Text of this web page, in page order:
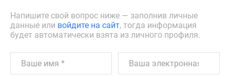
Напишите свой вопрос ниже — заполнив личные
данные или войдите на сайт, тогда информация
будет автоматически взята из личного профиля.